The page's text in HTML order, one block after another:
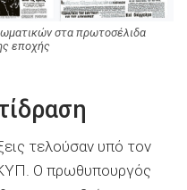
στα πρωτοσέλιδα
εποχής
τελούσαν υπό τον
Ο πρωθυπουργός